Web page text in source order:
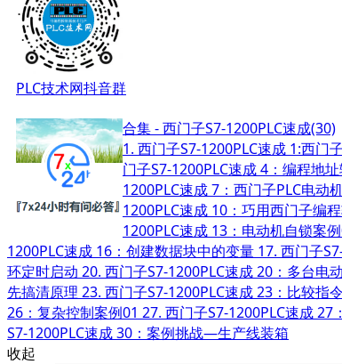
PLC技术网抖音群
合集 - 西门子S7-1200PLC速成(30)
1. 西门子S7-1200PLC速成 1:西门
门子S7-1200PLC速成 4：编程地
1200PLC速成 7：西门子PLC电动
1200PLC速成 10：巧用西门子编
1200PLC速成 13：电动机自锁案
1200PLC速成 16：创建数据块中的变量 17. 西门子
环定时启动 20. 西门子S7-1200PLC速成 20：多台电
先搞清原理 23. 西门子S7-1200PLC速成 23：比较指
26：复杂控制案例01 27. 西门子S7-1200PLC速成 27
S7-1200PLC速成 30：案例挑战—生产线装箱
收起